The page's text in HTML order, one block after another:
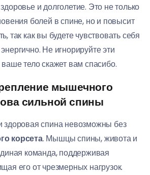
и долголетие. Это не только
болей в спине, но и повысит
так как вы будете чувствовать себя
Не игнорируйте эти
тело скажет вам спасибо.
мышечного
сильной спины
здоровая спина невозможны без
корсета. Мышцы спины, живота и
команда, поддерживая
его от чрезмерных нагрузок.